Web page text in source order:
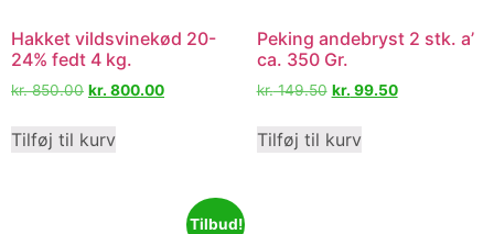
Hakket vildsvinekød 20-
24% fedt 4 kg.
kr.850.00 kr. 800.00
Tilføj til kurv
Peking andebryst 2 stk. a’
ca. 350 Gr.
kr.149.50 kr. 99.50
Tilføj til kurv
Tilbud!